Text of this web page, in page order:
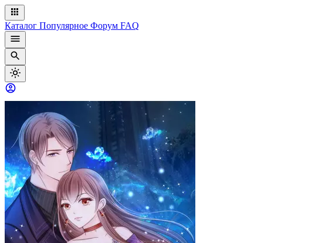
Каталог Популярное Форум FAQ